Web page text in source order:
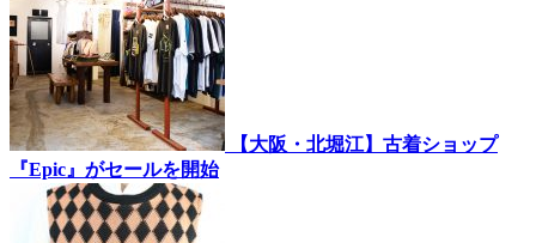
【大阪・北堀江】古着ショップ
『Epic』がセールを開始